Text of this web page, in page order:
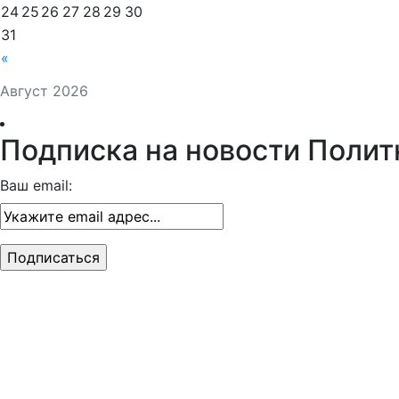
Август 2026
«
24 25 26 27 28 29 30
31
Подписка на новости
Ваш email: